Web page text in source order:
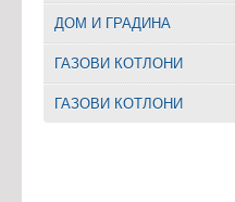
ДОМ И ГРАДИНА
ГАЗОВИ КОТЛОНИ
ГАЗОВИ КОТЛОНИ